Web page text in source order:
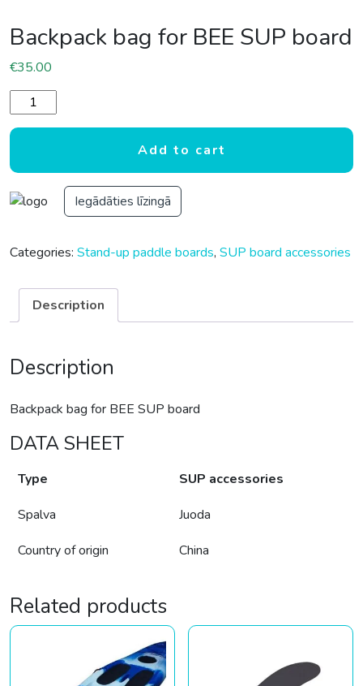
Backpack bag for BEE SUP board
€35.00
Backpack bag for BEE SUP board quantity
Add to cart
Iegādāties līzingā
Categories: Stand-up paddle boards, SUP board accessories
Description
Description
Backpack bag for BEE SUP board
DATA SHEET
Type
SUP accessories
Spalva
Juoda
Country of origin
China
Related products